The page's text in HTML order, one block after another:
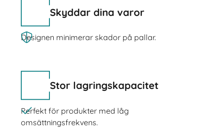
Skyddar dina varor
Designen minimerar skador på pallar.
Stor lagringskapacitet
Perfekt för produkter med låg
omsättningsfrekvens.